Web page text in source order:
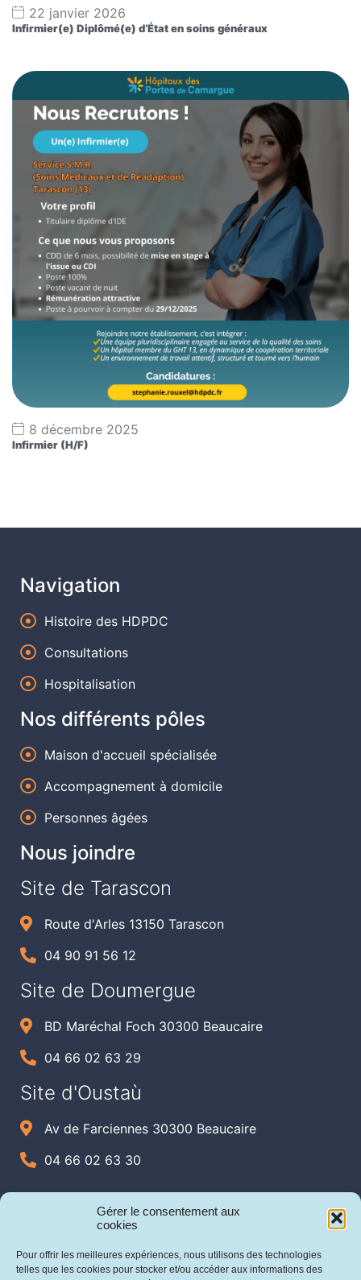
Gérer le consentement aux
cookies
Pour offrir les meilleures expériences, nous utilisons des technologies
telles que les cookies pour stocker et/ou accéder aux informations des
22 janvier 2026
Infirmier(e) Diplômé(e) d’État en soins généraux
8 décembre 2025
Infirmier (H/F)
Navigation
Histoire des HDPDC
Consultations
Hospitalisation
Nos différents pôles
Maison d'accueil spécialisée
Accompagnement à domicile
Personnes âgées
Nous joindre
Site de Tarascon
Route d'Arles 13150 Tarascon
04 90 91 56 12
Site de Doumergue
BD Maréchal Foch 30300 Beaucaire
04 66 02 63 29
Site d'Oustaù
Av de Farciennes 30300 Beaucaire
04 66 02 63 30